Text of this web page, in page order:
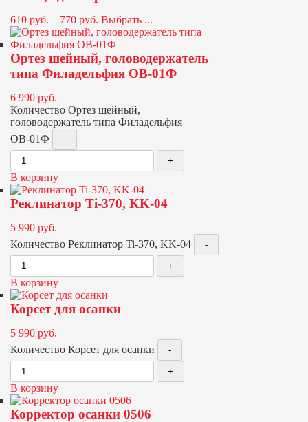
610 руб. – 770 руб. Выбрать ...
Ортез шейный, головодержатель
типа Филадельфия ОВ-01Ф
6 990 руб.
Количество Ортез шейный,
головодержатель типа Филадельфия
ОВ-01Ф
В корзину
Реклинатор Ti-370, KK-04
5 990 руб.
Количество Реклинатор Ti-370, KK-04
В корзину
Корсет для осанки
5 990 руб.
Количество Корсет для осанки
В корзину
Корректор осанки 0506